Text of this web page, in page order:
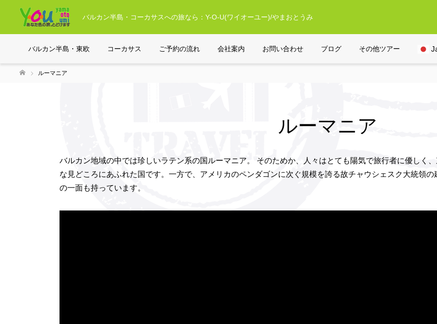
バルカン半島・コーカサスへの旅なら：Y-O-U(ワイオーユー)/やまおとうみ
バルカン半島・東欧 コーカサス ご予約の流れ 会社案内 お問い合わせ ブログ その他ツアー
ルーマニア
ルーマニア
ルーマニア
バルカン地域の中では珍しいラテン系の国ルーマニア。 そのためか、人々はとても陽気で旅行者に優しく
な見どころにあふれた国です。一方で、アメリカのペンダゴンに次ぐ規模を誇る故チャウシェスク大統領
の一面も持っています。